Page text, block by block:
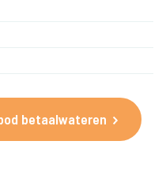
betaalwateren